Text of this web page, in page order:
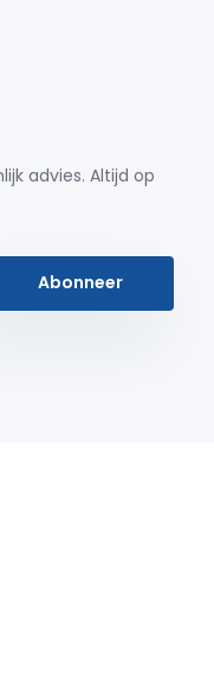
advies. Altijd op
Abonneer